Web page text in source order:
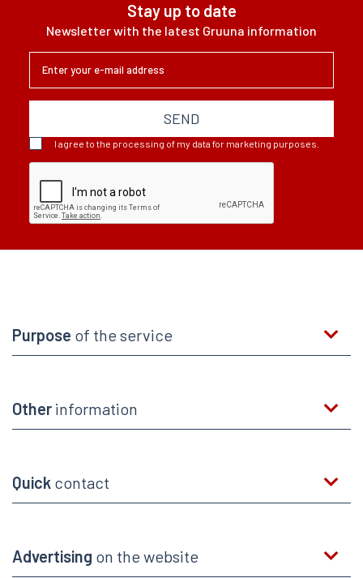
Stay up to date
Newsletter with the latest Gruuna information
SEND
I agree to the processing of my data for marketing purposes.
Purpose of the service
Other information
Quick contact
Advertising on the website